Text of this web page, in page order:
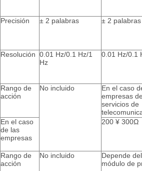
Precisión ± 2 palabras ± 2 palabras
Resolución 0.01 Hz/0.1 Hz/1
Hz
0.01 Hz/0.1
Rango de
acción
No incluido
En el caso
empresas
servicios de
En el caso
de las
empresas
200 ¥ 300Ω
Rango de
acción
No incluido
Depende del
módulo de